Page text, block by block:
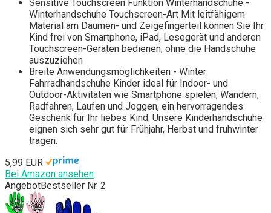
Sensitive Touchscreen Funktion Winterhandschuhe -
Winterhandschuhe Touchscreen-Art Mit leitfähigem
Material am Daumen- und Zeigefingerteil können Sie Ihr
Kind frei von Smartphone, iPad, Lesegerät und anderen
Touchscreen-Geräten bedienen, ohne die Handschuhe
auszuziehen
Breite Anwendungsmöglichkeiten - Winter
Fahrradhandschuhe Kinder ideal für Indoor- und
Outdoor-Aktivitäten wie Smartphone spielen, Wandern,
Radfahren, Laufen und Joggen, ein hervorragendes
Geschenk für Ihr liebes Kind. Unsere Kinderhandschuhe
eignen sich sehr gut für Frühjahr, Herbst und frühwinter
tragen.
5,99 EUR
Bei Amazon ansehen
AngebotBestseller Nr. 2